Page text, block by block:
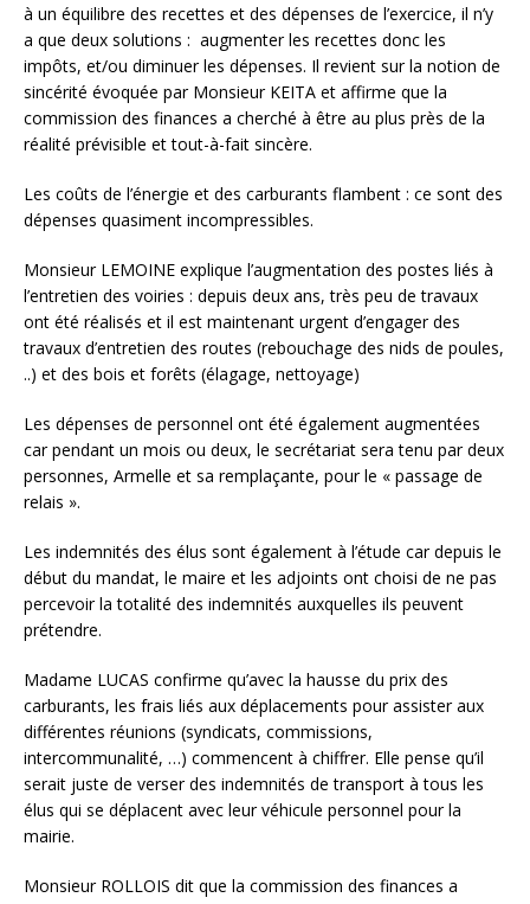
à un équilibre des recettes et des dépenses de l’exercice, il n’y
a que deux solutions : augmenter les recettes donc les
impôts, et/ou diminuer les dépenses. Il revient sur la notion de
sincérité évoquée par Monsieur KEITA et affirme que la
commission des finances a cherché à être au plus près de la
réalité prévisible et tout-à-fait sincère.
Les coûts de l’énergie et des carburants flambent : ce sont des
dépenses quasiment incompressibles.
Monsieur LEMOINE explique l’augmentation des postes liés à
l’entretien des voiries : depuis deux ans, très peu de travaux
ont été réalisés et il est maintenant urgent d’engager des
travaux d’entretien des routes (rebouchage des nids de poules,
..) et des bois et forêts (élagage, nettoyage)
Les dépenses de personnel ont été également augmentées
car pendant un mois ou deux, le secrétariat sera tenu par deux
personnes, Armelle et sa remplaçante, pour le « passage de
relais ».
Les indemnités des élus sont également à l’étude car depuis le
début du mandat, le maire et les adjoints ont choisi de ne pas
percevoir la totalité des indemnités auxquelles ils peuvent
prétendre.
Madame LUCAS confirme qu’avec la hausse du prix des
carburants, les frais liés aux déplacements pour assister aux
différentes réunions (syndicats, commissions,
intercommunalité, …) commencent à chiffrer. Elle pense qu’il
serait juste de verser des indemnités de transport à tous les
élus qui se déplacent avec leur véhicule personnel pour la
mairie.
Monsieur ROLLOIS dit que la commission des finances a